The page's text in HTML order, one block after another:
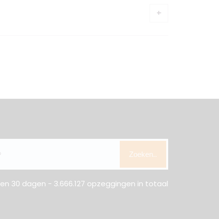
Zoeken..
30 dagen - 3.666.127 opzeggingen in totaal